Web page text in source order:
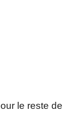
le reste